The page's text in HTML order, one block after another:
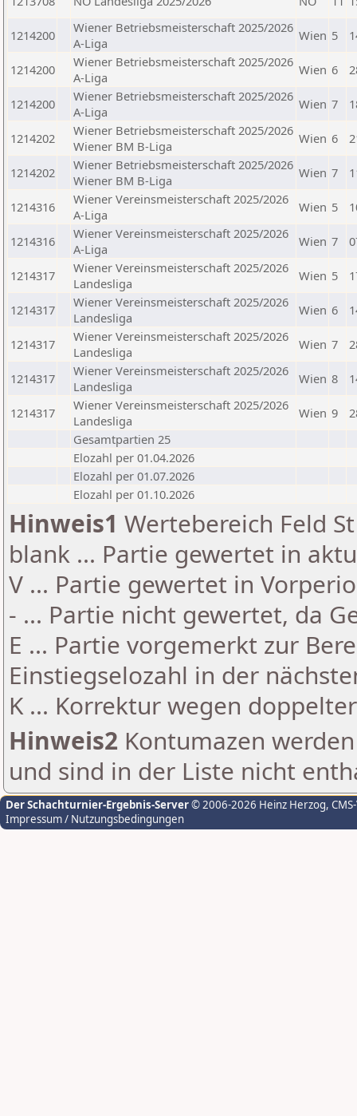
1214200
Wiener Betriebsmeisterschaft 2025/2026
A-Liga
Wien 5
1214200
Wiener Betriebsmeisterschaft 2025/2026
A-Liga
Wien 6
1214200
Wiener Betriebsmeisterschaft 2025/2026
A-Liga
Wien 7
1214202
Wiener Betriebsmeisterschaft 2025/2026
Wiener BM B-Liga
Wien 6
1214202
Wiener Betriebsmeisterschaft 2025/2026
Wiener BM B-Liga
Wien 7
1214316
Wiener Vereinsmeisterschaft 2025/2026
A-Liga
Wien 5
1214316
Wiener Vereinsmeisterschaft 2025/2026
A-Liga
Wien 7
1214317
Wiener Vereinsmeisterschaft 2025/2026
Landesliga
Wien 5
1214317
Wiener Vereinsmeisterschaft 2025/2026
Landesliga
Wien 6
1214317
Wiener Vereinsmeisterschaft 2025/2026
Landesliga
Wien 7
1214317
Wiener Vereinsmeisterschaft 2025/2026
Landesliga
Wien 8
1214317
Wiener Vereinsmeisterschaft 2025/2026
Landesliga
Wien 9
Gesamtpartien 25
Elozahl per 01.04.2026
Elozahl per 01.07.2026
Elozahl per 01.10.2026
Hinweis1 Wertebereich Feld
blank ... Partie gewertet in
V ... Partie gewertet in
- ... Partie nicht gewertet, da
E ... Partie vorgemerkt zur
Einstiegselozahl in der
K ... Korrektur wegen
Hinweis2 Kontumazen
und sind in der Liste nicht
Der Schachturnier-Ergebnis-Server© 2006-2026 Heinz Herzog,
Impressum / Nutzungsbedingungen